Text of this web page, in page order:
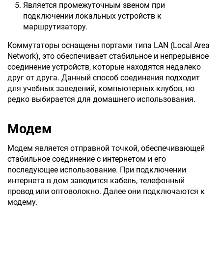
Является промежуточным звеном при
подключении локальных устройств к
маршрутизатору.
Коммутаторы оснащены портами типа LAN (Local Area
Network), это обеспечивает стабильное и непрерывное
соединение устройств, которые находятся недалеко
друг от друга. Данный способ соединения подходит
для учебных заведений, компьютерных клубов, но
редко выбирается для домашнего использования.
Модем
Модем является отправной точкой, обеспечивающей
стабильное соединение с интернетом и его
последующее использование. При подключении
интернета в дом заводится кабель, телефонный
провод или оптоволокно. Далее они подключаются к
модему.